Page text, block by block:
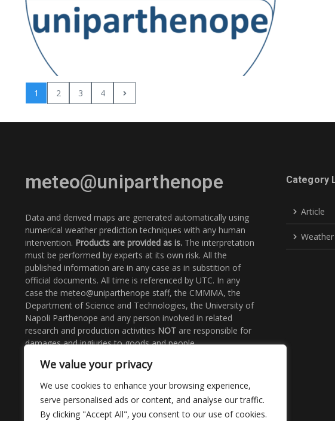
We value your privacy
We use cookies to enhance your browsing experience,
serve personalised ads or content, and analyse our traffic.
By clicking "Accept All", you consent to our use of cookies.
1 2 3 4
meteo@uniparthenope
Data and derived maps are generated automatically using
numerical weather prediction techniques with any human
intervention. Products are provided as is. The interpretation
must be performed by experts at its own risk. All the
published information are in any case as in substition of
official documents. All time is referenced by UTC. In any
case the meteo@uniparthenope staff, the CMMMA, the
Department of Science and Technologies, the University of
Napoli Parthenope and any person involved in related
research and production activities NOT are responsible for
damages and ingiuries to goods and people.
Email: meteo@uniparthenope.it
Call Us:
+39 0815476562
Category
Article